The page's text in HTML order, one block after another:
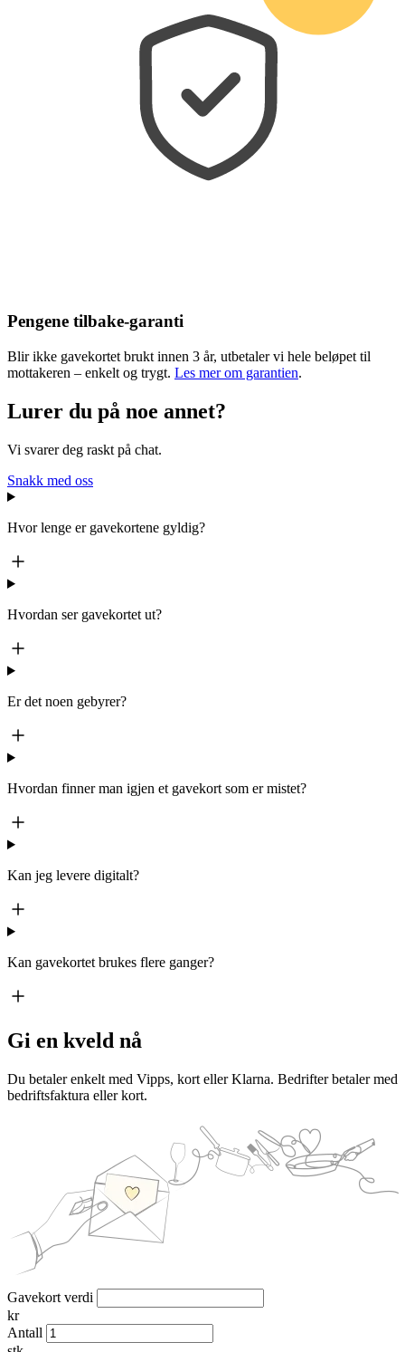
Pengene tilbake-garanti
Blir ikke gavekortet brukt innen 3 år, utbetaler vi hele beløpet til
mottakeren – enkelt og trygt. Les mer om garantien.
Lurer du på noe annet?
Vi svarer deg raskt på chat.
Snakk med oss
Hvor lenge er gavekortene gyldig?
Hvordan ser gavekortet ut?
Er det noen gebyrer?
Hvordan finner man igjen et gavekort som er mistet?
Kan jeg levere digitalt?
Kan gavekortet brukes flere ganger?
Gi en kveld nå
Du betaler enkelt med Vipps, kort eller Klarna. Bedrifter betaler med
bedriftsfaktura eller kort.
Gavekort verdi
kr
Antall